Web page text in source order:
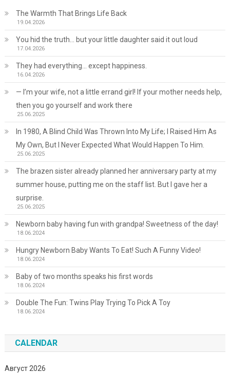
The Warmth That Brings Life Back
19.04.2026
You hid the truth… but your little daughter said it out loud
17.04.2026
They had everything… except happiness.
16.04.2026
— I’m your wife, not a little errand girl! If your mother needs help,
then you go yourself and work there
25.06.2025
In 1980, A Blind Child Was Thrown Into My Life; I Raised Him As
My Own, But I Never Expected What Would Happen To Him.
25.06.2025
The brazen sister already planned her anniversary party at my
summer house, putting me on the staff list. But I gave her a
surprise.
25.06.2025
Newborn baby having fun with grandpa! Sweetness of the day!
18.06.2024
Hungry Newborn Baby Wants To Eat! Such A Funny Video!
18.06.2024
Baby of two months speaks his first words
18.06.2024
Double The Fun: Twins Play Trying To Pick A Toy
18.06.2024
CALENDAR
Август 2026